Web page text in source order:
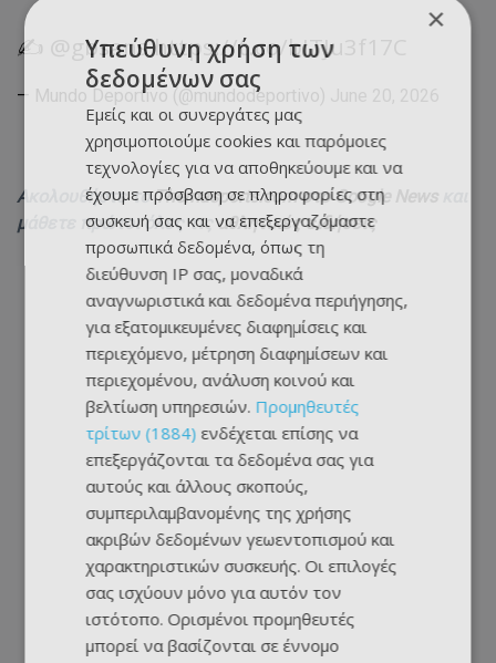
✍️ @gbsanshttps://t.co/bITJu3f17C
— Mundo Deportivo (@mundodeportivo)
Ακολουθήστε τοThemasports.com στο Google News
μάθετε πρώτοι όλες τιςαθλητικές ειδήσεις
×
Υπεύθυνη χρήση των
δεδομένων σας
Εμείς και οι συνεργάτες μας
χρησιμοποιούμε cookies και παρόμοιες
τεχνολογίες για να αποθηκεύουμε και να
έχουμε πρόσβαση σε πληροφορίες στη
συσκευή σας και να επεξεργαζόμαστε
προσωπικά δεδομένα, όπως τη
διεύθυνση IP σας, μοναδικά
αναγνωριστικά και δεδομένα περιήγησης,
για εξατομικευμένες διαφημίσεις και
περιεχόμενο, μέτρηση διαφημίσεων και
περιεχομένου, ανάλυση κοινού και
βελτίωση υπηρεσιών. Προμηθευτές
τρίτων (1884) ενδέχεται επίσης να
επεξεργάζονται τα δεδομένα σας για
αυτούς και άλλους σκοπούς,
συμπεριλαμβανομένης της χρήσης
ακριβών δεδομένων γεωεντοπισμού και
χαρακτηριστικών συσκευής. Οι επιλογές
σας ισχύουν μόνο για αυτόν τον
ιστότοπο. Ορισμένοι προμηθευτές
μπορεί να βασίζονται σε έννομο